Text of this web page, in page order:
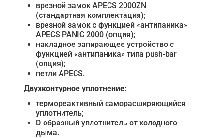
врезной замок APECS 2000ZN
(стандартная комплектация);
врезной замок с функцией «антипаника»
APECS PANIC 2000 (опция);
накладное запирающее устройство с
функцией «антипаника» типа push-bar
(опция);
петли APECS.
Двухконтурное уплотнение:
термореактивный саморасширяющийся
уплотнитель;
D-образный уплотнитель от холодного
дыма.